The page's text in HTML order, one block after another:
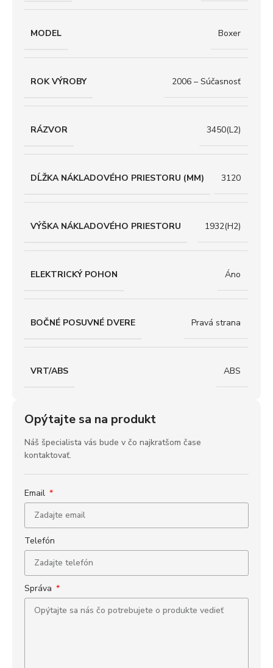
MODEL Boxer
ROK VÝROBY 2006 – Súčasnosť
RÁZVOR 3450(L2)
DĹŽKA NÁKLADOVÉHO PRIESTORU (MM) 3120
VÝŠKA NÁKLADOVÉHO PRIESTORU 1932(H2)
ELEKTRICKÝ POHON Áno
BOČNÉ POSUVNÉ DVERE Pravá strana
VRT/ABS ABS
Opýtajte sa na produkt
Náš špecialista vás bude v čo najkratšom čase
kontaktovať.
Email
Telefón
Správa